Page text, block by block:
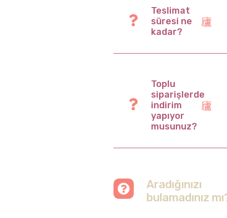
Teslimat
süresi ne
kadar?
Toplu
siparişlerde
indirim
yapıyor
musunuz?
Aradığınızı
bulamadınız